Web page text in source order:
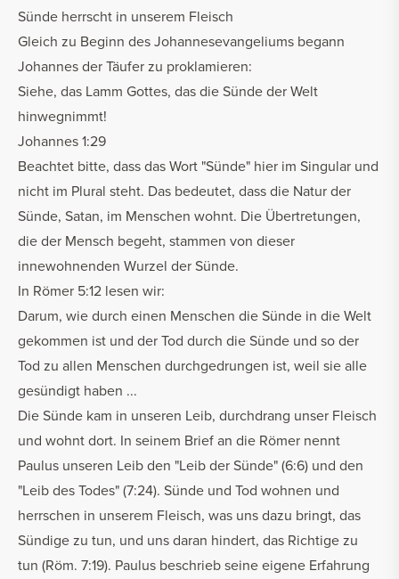
Sünde herrscht in unserem Fleisch
Gleich zu Beginn des Johannesevangeliums begann
Johannes der Täufer zu proklamieren:
Siehe, das Lamm Gottes, das die Sünde der Welt
hinwegnimmt!
Johannes 1:29
Beachtet bitte, dass das Wort "Sünde" hier im Singular und
nicht im Plural steht. Das bedeutet, dass die Natur der
Sünde, Satan, im Menschen wohnt. Die Übertretungen,
die der Mensch begeht, stammen von dieser
innewohnenden Wurzel der Sünde.
In Römer 5:12 lesen wir:
Darum, wie durch einen Menschen die Sünde in die Welt
gekommen ist und der Tod durch die Sünde und so der
Tod zu allen Menschen durchgedrungen ist, weil sie alle
gesündigt haben ...
Die Sünde kam in unseren Leib, durchdrang unser Fleisch
und wohnt dort. In seinem Brief an die Römer nennt
Paulus unseren Leib den "Leib der Sünde" (6:6) und den
"Leib des Todes" (7:24). Sünde und Tod wohnen und
herrschen in unserem Fleisch, was uns dazu bringt, das
Sündige zu tun, und uns daran hindert, das Richtige zu
tun (Röm. 7:19). Paulus beschrieb seine eigene Erfahrung